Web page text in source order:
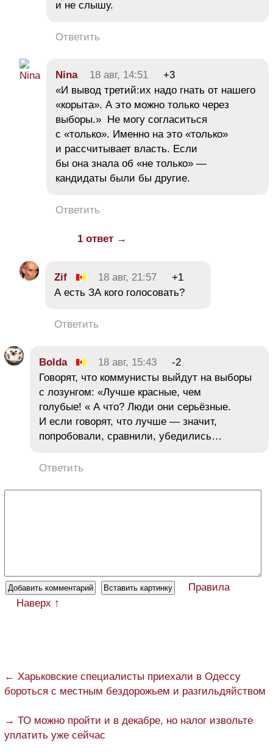
и не слышу.
Ответить
Nina 18 авг, 14:51
+3
«И вывод третий:их надо гнать от нашего
«корыта». А это можно только через
выборы.» Не могу согласиться
с «только». Именно на это «только»
и рассчитывает власть. Если
бы она знала об «не только» —
кандидаты были бы другие.
Ответить
1 ответ →
Zif 18 авг, 21:57
+1
А есть ЗА кого голосовать?
Ответить
Bolda 18 авг, 15:43
-2
Говорят, что коммунисты выйдут на выборы
с лозунгом: «Лучше красные, чем
голубые! « А что? Люди они серьёзные.
И если говорят, что лучше — значит,
попробовали, сравнили, убедились…
Ответить
Правила
Наверх ↑
← Харьковские специалисты приехали в Одессу
бороться с местным бездорожьем и разгильдяйством
→ ТО можно пройти и в декабре, но налог извольте
уплатить уже сейчас